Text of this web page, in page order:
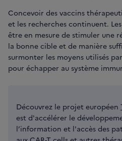
Concevoir des vaccins
et les recherches continuent.
être en mesure de stimuler une
la bonne cible et de manière
surmonter les moyens utilisés
pour échapper au système
Découvrez le projet européen
est d'accélérer le
l’information et l'accès des